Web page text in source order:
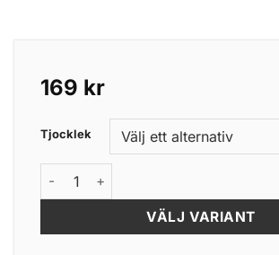
169 kr
Tjocklek
Hurricane X8 Braid Yellow 135m mängd
VÄLJ VARIANT